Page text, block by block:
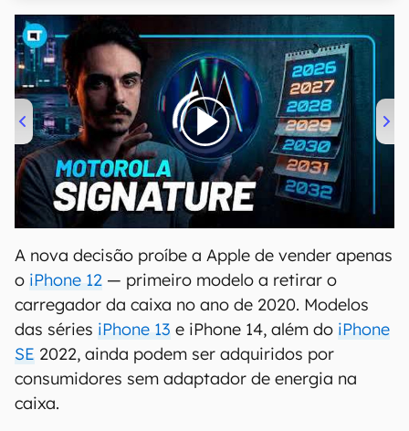
00:00/20:46
A nova decisão proíbe a Apple de vender apenas
o iPhone 12 — primeiro modelo a retirar o
carregador da caixa no ano de 2020. Modelos
das séries iPhone 13 e iPhone 14, além do iPhone
SE 2022, ainda podem ser adquiridos por
consumidores sem adaptador de energia na
caixa.